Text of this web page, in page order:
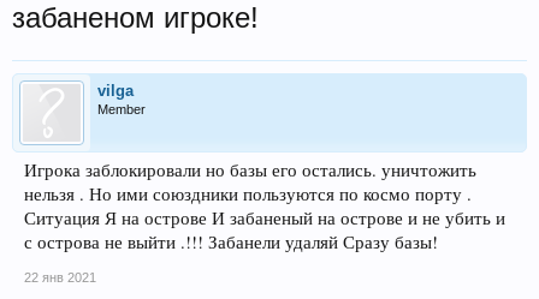
забаненом игроке!
vilga
Member
Игрока заблокировали но базы его остались. уничтожить
нельзя . Но ими союздники пользуются по космо порту .
Ситуация Я на острове И забаненый на острове и не убить и
с острова не выйти .!!! Забанели удаляй Сразу базы!
22 янв 2021